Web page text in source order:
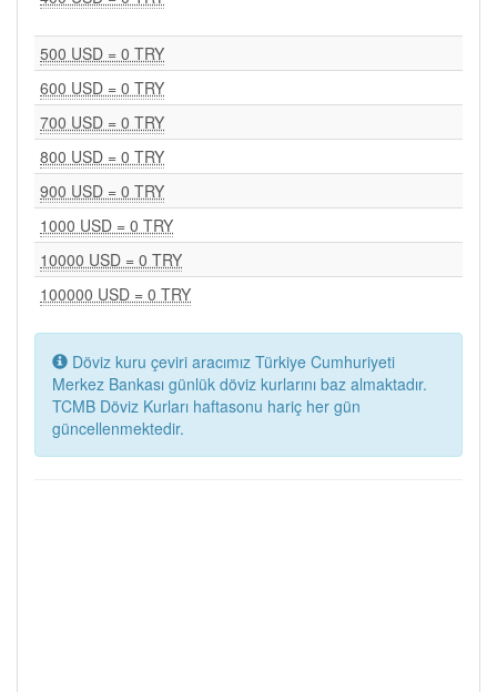
500 USD = 0 TRY
600 USD = 0 TRY
700 USD = 0 TRY
800 USD = 0 TRY
900 USD = 0 TRY
1000 USD = 0 TRY
10000 USD = 0 TRY
100000 USD = 0 TRY
Döviz kuru çeviri aracımız Türkiye Cumhuriyeti
Merkez Bankası günlük döviz kurlarını baz almaktadır.
TCMB Döviz Kurları haftasonu hariç her gün
güncellenmektedir.